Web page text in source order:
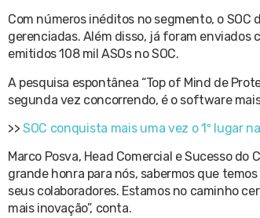
Com números inéditos no segmento, o SOC
gerenciadas. Além disso, já foram enviados
emitidos 108 mil ASOs no SOC.
A pesquisa espontânea “Top of Mind de
segunda vez concorrendo, é o software
>> SOC conquista mais uma vez o 1º lugar
Marco Posva, Head Comercial e Sucesso
grande honra para nós, sabermos que
seus colaboradores. Estamos no caminho
mais inovação”, conta.